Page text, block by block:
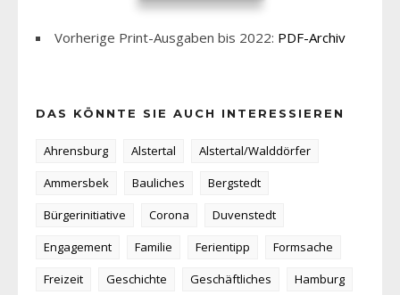
Vorherige Print-Ausgaben bis 2022: PDF-Archiv
DAS KÖNNTE SIE AUCH INTERESSIEREN
Ahrensburg Alstertal
Alstertal/Walddörfer
Ammersbek
Bauliches
Bergstedt
Bürgerinitiative
Corona
Duvenstedt
Engagement
Familie Ferientipp
Formsache
Freizeit
Geschichte Geschäftliches
Hamburg